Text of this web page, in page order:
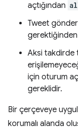
açtığından
Tweet
gerektiğinden
Aksi takdirde
için oturum
gereklidir.
Bir çerçeveye
korumalı alanda